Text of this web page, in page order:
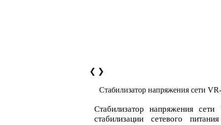
❮ ❯
Стабилизатор напряжения сети
Стабилизатор напряжения сети
стабилизации сетевого